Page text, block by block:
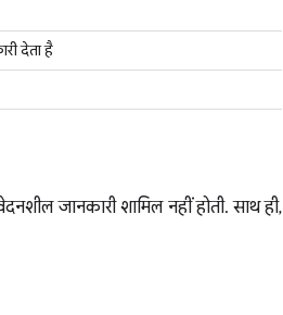
देता है
जानकारी शामिल नहीं होती. साथ ही,